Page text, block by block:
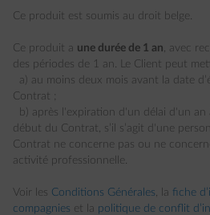
Ce produit est soumis au droit belge.
Ce produit a une durée de 1 an, avec
des périodes de 1 an. Le Client peut
a) au moins deux mois avant la date
Contrat ; ​
b) après l'expiration d'un délai d'un an
début du Contrat, s’il s’agit d'une
Contrat ne concerne pas ou ne
activité professionnelle.
Voir les Conditions Générales, la fiche
compagnies et la politique de conflit